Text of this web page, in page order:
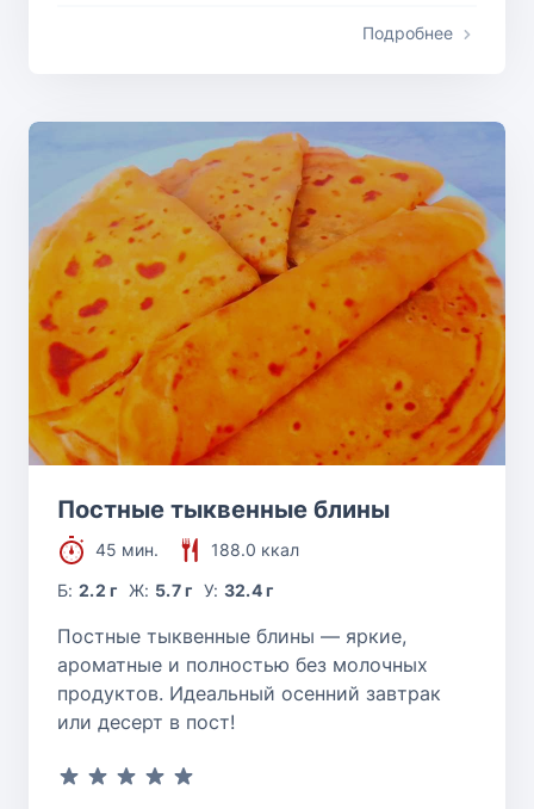
Подробнее
Постные тыквенные блины
45 мин.
188.0 ккал
Б:2.2 г Ж: 5.7 г У: 32.4 г
Постные тыквенные блины — яркие,
ароматные и полностью без молочных
продуктов. Идеальный осенний завтрак
или десерт в пост!